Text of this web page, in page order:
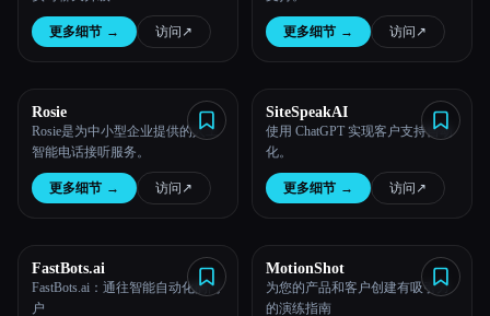
博客
所有分类
关于
更多细节 → 访问 ↗︎ 更多细节 → 访问 ↗︎
Rosie
Rosie是为中小型企业提供的人工
智能电话接听服务。
更多细节 → 访问 ↗︎
SiteSpeakAI
使用 ChatGPT 实现客户支持自动
化。
更多细节 → 访问 ↗︎
FastBots.ai
FastBots.ai：通往智能自动化的门
户
MotionShot
为您的产品和客户创建有吸引力
的演练指南